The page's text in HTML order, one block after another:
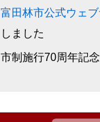
富田林市公式ウェ
しました
市制施行70周年記